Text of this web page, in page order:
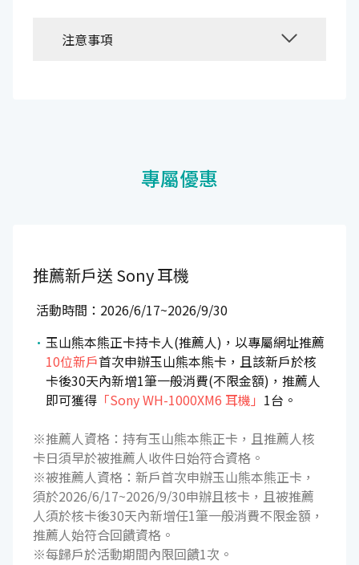
注意事項
專屬優惠
推薦新戶送 Sony 耳機
活動時間：2026/6/17~2026/9/30
玉山熊本熊正卡持卡人(推薦人)，以專屬網址推薦
10位新戶首次申辦玉山熊本熊卡，且該新戶於核
卡後30天內新增1筆一般消費(不限金額)，推薦人
即可獲得 「Sony WH-1000XM6 耳機」 1台。
※推薦人資格：持有玉山熊本熊正卡，且推薦人核
卡日須早於被推薦人收件日始符合資格。
※被推薦人資格：新戶首次申辦玉山熊本熊正卡，
須於2026/6/17~2026/9/30申辦且核卡，且被推薦
人須於核卡後30天內新增任1筆一般消費不限金額，
推薦人始符合回饋資格。
※每歸戶於活動期間內限回饋1次。